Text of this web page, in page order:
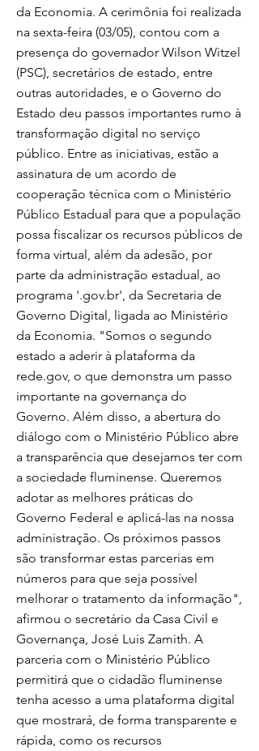
da Economia. A cerimônia foi realizada
na sexta-feira (03/05), contou com a
presença do governador Wilson Witzel
(PSC), secretários de estado, entre
outras autoridades, e o Governo do
Estado deu passos importantes rumo à
transformação digital no serviço
público. Entre as iniciativas, estão a
assinatura de um acordo de
cooperação técnica com o Ministério
Público Estadual para que a população
possa fiscalizar os recursos públicos de
forma virtual, além da adesão, por
parte da administração estadual, ao
programa '.gov.br', da Secretaria de
Governo Digital, ligada ao Ministério
da Economia. "Somos o segundo
estado a aderir à plataforma da
rede.gov, o que demonstra um passo
importante na governança do
Governo. Além disso, a abertura do
diálogo com o Ministério Público abre
a transparência que desejamos ter com
a sociedade fluminense. Queremos
adotar as melhores práticas do
Governo Federal e aplicá-las na nossa
administração. Os próximos passos
são transformar estas parcerias em
números para que seja possível
melhorar o tratamento da informação",
afirmou o secretário da Casa Civil e
Governança, José Luis Zamith. A
parceria com o Ministério Público
permitirá que o cidadão fluminense
tenha acesso a uma plataforma digital
que mostrará, de forma transparente e
rápida, como os recursos